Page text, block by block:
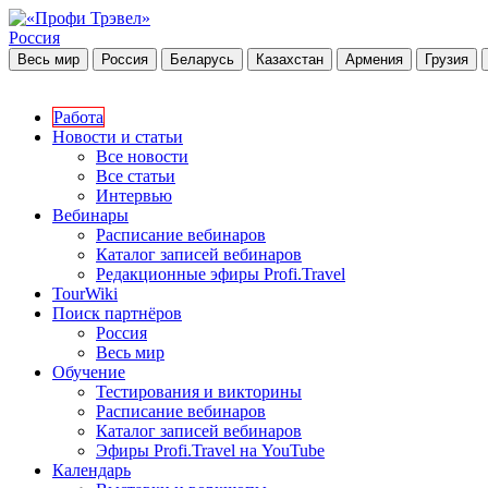
Россия
Весь мир Россия Беларусь Казахстан Армения Грузия
Работа
Новости и статьи
Все новости
Все статьи
Интервью
Вебинары
Расписание вебинаров
Каталог записей вебинаров
Редакционные эфиры Profi.Travel
TourWiki
Поиск партнёров
Россия
Весь мир
Обучение
Тестирования и викторины
Расписание вебинаров
Каталог записей вебинаров
Эфиры Profi.Travel на YouTube
Календарь